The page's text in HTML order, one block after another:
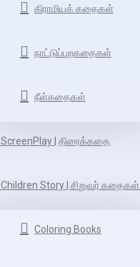
கிராமியக் கதைகள்
நாட்டுப்புறகதைகள்
நீள்கதைகள்
ScreenPlay | திரைக்கதை
Children Story | சிறுவர் கதைகள்
Coloring Books